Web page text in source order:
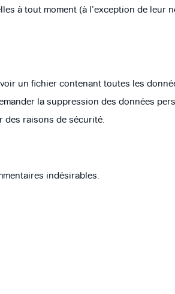
à tout moment (à l’exception de leur
un fichier contenant toutes les
la suppression des données
des raisons de sécurité.
indésirables.